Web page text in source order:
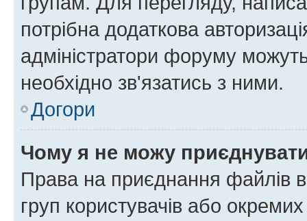
потрібна додаткова
адміністратори форуму
необхідно зв'язатись з ними.
Догори
Чому я не можу
Права на приєднання файлів
груп користувачів або